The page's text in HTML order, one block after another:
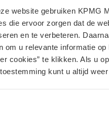
website gebruiken KPMG
die ervoor zorgen dat de
en te verbeteren.
om u relevante informatie
cookies” te klikken. Als u
kunt u altijd
3-
voor de
en met 2020
24